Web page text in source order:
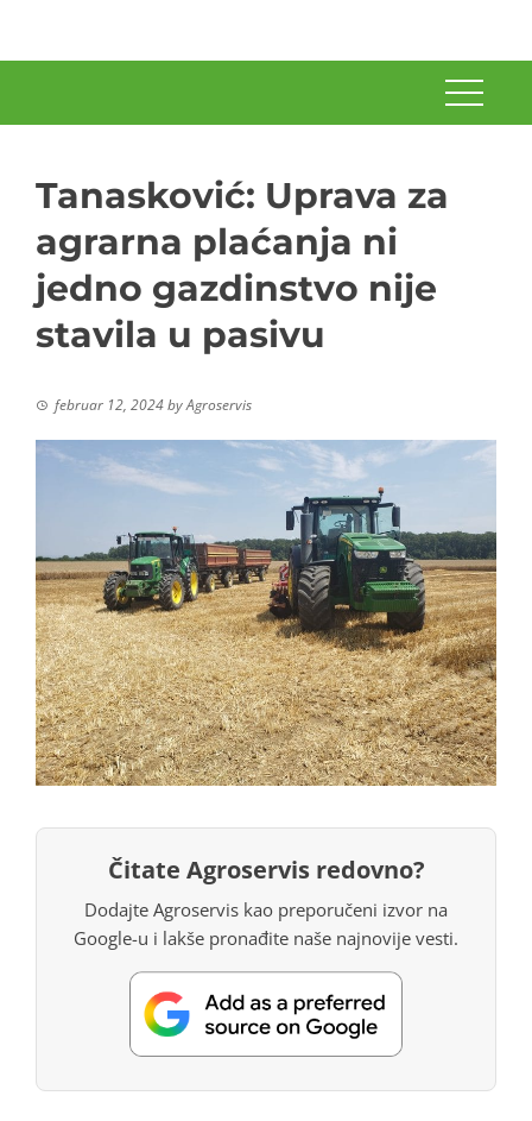
Tanasković: Uprava za
agrarna plaćanja ni
jedno gazdinstvo nije
stavila u pasivu
februar 12, 2024byAgroservis
Čitate Agroservis redovno?
Dodajte Agroservis kao preporučeni izvor na
Google-u i lakše pronađite naše najnovije vesti.